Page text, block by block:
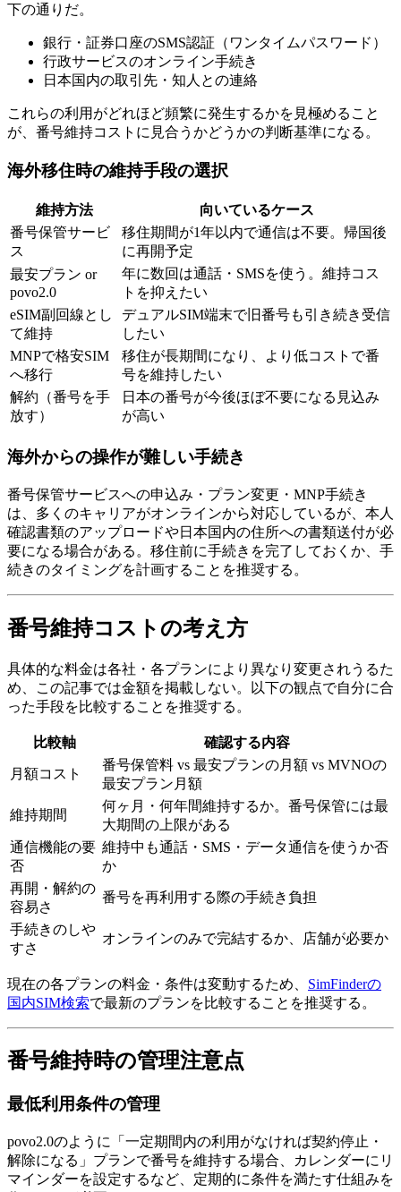
下の通りだ。
銀行・証券口座のSMS認証（ワンタイムパスワード）
行政サービスのオンライン手続き
日本国内の取引先・知人との連絡
これらの利用がどれほど頻繁に発生するかを見極めること
が、番号維持コストに見合うかどうかの判断基準になる。
海外移住時の維持手段の選択
維持方法
向いているケース
番号保管サービ
ス
移住期間が1年以内で通信は不要。帰国後
に再開予定
最安プラン or
povo2.0
年に数回は通話・SMSを使う。維持コス
トを抑えたい
eSIM副回線とし
て維持
デュアルSIM端末で旧番号も引き続き受信
したい
MNPで格安SIM
へ移行
移住が長期間になり、より低コストで番
号を維持したい
解約（番号を手
放す）
日本の番号が今後ほぼ不要になる見込み
が高い
海外からの操作が難しい手続き
番号保管サービスへの申込み・プラン変更・MNP手続き
は、多くのキャリアがオンラインから対応しているが、本人
確認書類のアップロードや日本国内の住所への書類送付が必
要になる場合がある。移住前に手続きを完了しておくか、手
続きのタイミングを計画することを推奨する。
番号維持コストの考え方
具体的な料金は各社・各プランにより異なり変更されうるた
め、この記事では金額を掲載しない。以下の観点で自分に合
った手段を比較することを推奨する。
比較軸 確認する内容
月額コスト
番号保管料 vs 最安プランの月額 vs MVNOの
最安プラン月額
維持期間
何ヶ月・何年間維持するか。番号保管には最
大期間の上限がある
通信機能の要
否
維持中も通話・SMS・データ通信を使うか否
か
再開・解約の
容易さ
番号を再利用する際の手続き負担
手続きのしや
すさ
オンラインのみで完結するか、店舗が必要か
現在の各プランの料金・条件は変動するため、 SimFinderの
国内SIM検索で最新のプランを比較することを推奨する。
番号維持時の管理注意点
最低利用条件の管理
povo2.0のように「一定期間内の利用がなければ契約停止・
解除になる」プランで番号を維持する場合、カレンダーにリ
マインダーを設定するなど、定期的に条件を満たす仕組みを